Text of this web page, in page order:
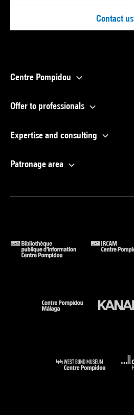
Contact us
Centre Pompidou
Offer to professionals
Expertise and consulting
Patronage area